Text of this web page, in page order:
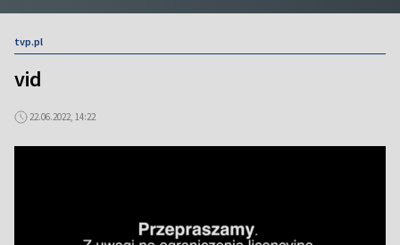
tvp.pl
vid
22.06.2022, 14:22